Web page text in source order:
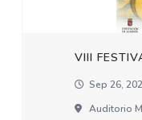
VIII
Sep 26,
Auditorio